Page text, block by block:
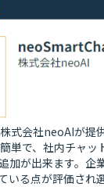
式会社neoAIが提
単で、社内チャッ
加が出来ます。企
いる点が評価され